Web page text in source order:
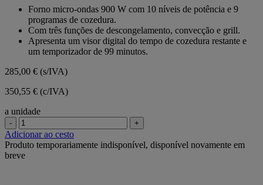
estrelas.
Forno micro-ondas 900 W com 10 níveis de potência e 9
programas de cozedura.
Com três funções de descongelamento, convecção e grill.
Apresenta um visor digital do tempo de cozedura restante e
um temporizador de 99 minutos.
285,00 € (s/IVA)
350,55 € (c/IVA)
a unidade
- +
Adicionar ao cesto
Produto temporariamente indisponível, disponível novamente em
breve